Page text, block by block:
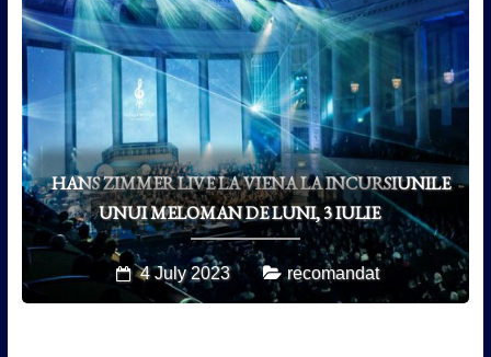
HANS ZIMMER LIVE LA VIENA LA INCURSIUNILE
UNUI MELOMAN DE LUNI, 3 IULIE
4 July 2023 recomandat